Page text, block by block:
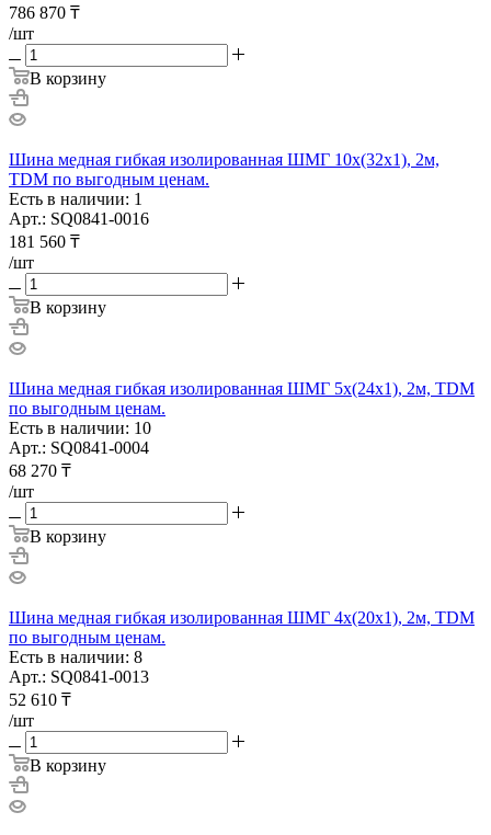
786 870 ₸
/шт
В корзину
Шина медная гибкая изолированная ШМГ 10х(32х1), 2м,
TDM по выгодным ценам.
Есть в наличии: 1
Арт.: SQ0841-0016
181 560 ₸
/шт
В корзину
Шина медная гибкая изолированная ШМГ 5х(24х1), 2м, TDM
по выгодным ценам.
Есть в наличии: 10
Арт.: SQ0841-0004
68 270 ₸
/шт
В корзину
Шина медная гибкая изолированная ШМГ 4х(20х1), 2м, TDM
по выгодным ценам.
Есть в наличии: 8
Арт.: SQ0841-0013
52 610 ₸
/шт
В корзину